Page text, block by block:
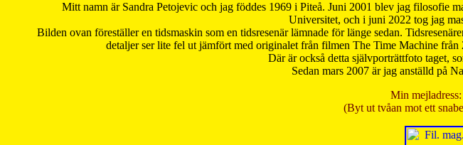
Mitt namn är Sandra Petojevic och jag föddes 1969 i Piteå. Juni 2001 blev jag filosofie
Universitet, och i juni 2022 tog jag
Bilden ovan föreställer en tidsmaskin som en tidsresenär lämnade för länge sedan.
detaljer ser lite fel ut jämfört med originalet från filmen The Time Machine
Där är också detta självporträttfoto taget,
Sedan mars 2007 är jag anställd på
Min
(Byt ut tvåan mot ett